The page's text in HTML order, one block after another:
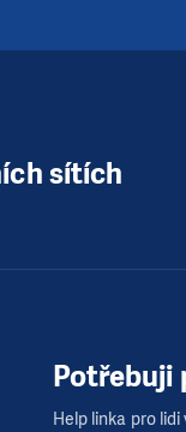
sítích
Potřebuji
Help linka pro lidi